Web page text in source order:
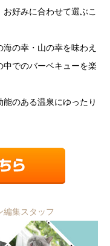
好みに合わせて選ぶこ
の幸・山の幸を味わえ
でのバーベキューを楽
のある温泉にゆったり
集スタッフ